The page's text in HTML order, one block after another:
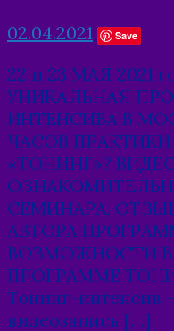
02.04.2021 Save
22 и 23 МАЯ 2021
УНИКАЛЬНАЯ
ИНТЕНСИВА В
ЧАСОВ
«ТОНИНГ»?
СЕМИНАРА,
АВТОРА
ВОЗМОЖНОСТИ
ПРОГРАММЕ
Тонинг-интенсив
видеозапись […]